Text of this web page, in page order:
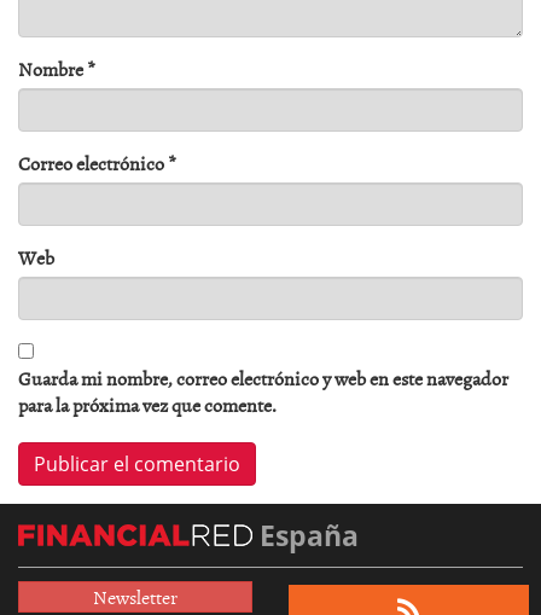
Nombre*
Correo electrónico*
Web
Guarda mi nombre, correo electrónico y web en este navegador
para la próxima vez que comente.
España
Newsletter